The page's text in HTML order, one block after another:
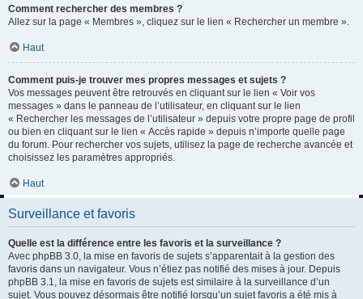
Comment rechercher des membres ?
Allez sur la page « Membres », cliquez sur le lien « Rechercher un membre ».
Haut
Comment puis-je trouver mes propres messages et sujets ?
Vos messages peuvent être retrouvés en cliquant sur le lien « Voir vos
messages » dans le panneau de l’utilisateur, en cliquant sur le lien
« Rechercher les messages de l’utilisateur » depuis votre propre page de profil
ou bien en cliquant sur le lien « Accès rapide » depuis n’importe quelle page
du forum. Pour rechercher vos sujets, utilisez la page de recherche avancée et
choisissez les paramètres appropriés.
Haut
Surveillance et favoris
Quelle est la différence entre les favoris et la surveillance ?
Avec phpBB 3.0, la mise en favoris de sujets s’apparentait à la gestion des
favoris dans un navigateur. Vous n’étiez pas notifié des mises à jour. Depuis
phpBB 3.1, la mise en favoris de sujets est similaire à la surveillance d’un
sujet. Vous pouvez désormais être notifié lorsqu’un sujet favoris a été mis à